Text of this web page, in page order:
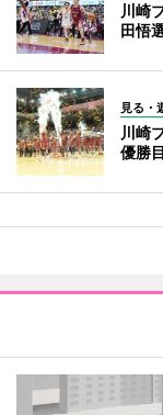
川崎
田悟
見る・
川崎
優勝